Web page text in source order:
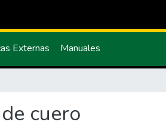
Externas Manuales
cuero